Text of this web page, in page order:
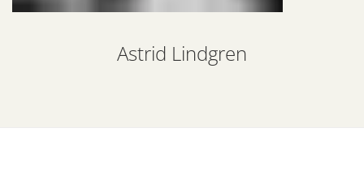
Astrid Lindgren